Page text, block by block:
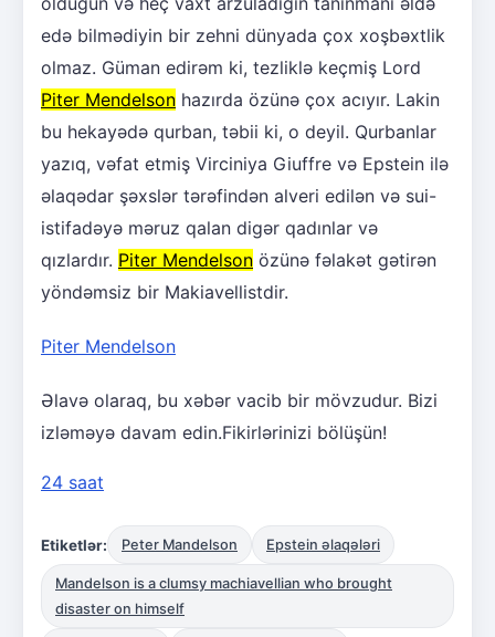
edə bilmədiyin bir zehni dünyada çox xoşbəxtlik
olmaz. Güman edirəm ki, tezliklə keçmiş Lord
Piter Mendelson hazırda özünə çox acıyır. Lakin
bu hekayədə qurban, təbii ki, o deyil. Qurbanlar
yazıq, vəfat etmiş Virciniya Giuffre və Epstein ilə
əlaqədar şəxslər tərəfindən alveri edilən və sui-
istifadəyə məruz qalan digər qadınlar və
qızlardır. Piter Mendelson özünə fəlakət gətirən
yöndəmsiz bir Makiavellistdir.
Piter Mendelson
Əlavə olaraq, bu xəbər vacib bir mövzudur. Bizi
izləməyə davam edin.Fikirlərinizi bölüşün!
24 saat
Etiketlər: Peter Mandelson Epstein əlaqələri
Mandelson is a clumsy machiavellian who brought
disaster on himself